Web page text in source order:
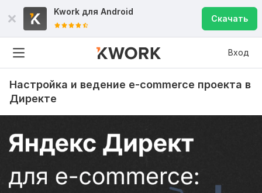
Kwork для Android
Скачать
Вход
Настройка и ведение e-commerce проекта в
Директе